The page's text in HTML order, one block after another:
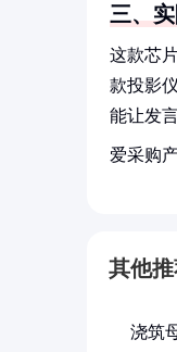
三、
这款芯
款投影
能让发
爱采购
其他
浇筑